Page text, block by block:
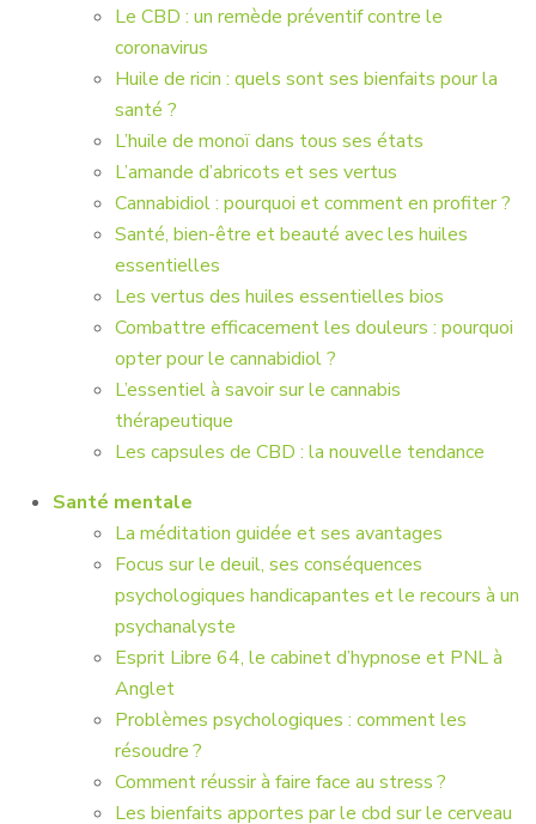
Le CBD : un remède préventif contre le
coronavirus
Huile de ricin : quels sont ses bienfaits pour la
santé ?
L’huile de monoï dans tous ses états
L’amande d’abricots et ses vertus
Cannabidiol : pourquoi et comment en profiter ?
Santé, bien-être et beauté avec les huiles
essentielles
Les vertus des huiles essentielles bios
Combattre efficacement les douleurs : pourquoi
opter pour le cannabidiol ?
L’essentiel à savoir sur le cannabis
thérapeutique
Les capsules de CBD : la nouvelle tendance
Santé mentale
La méditation guidée et ses avantages
Focus sur le deuil, ses conséquences
psychologiques handicapantes et le recours à un
psychanalyste
Esprit Libre 64, le cabinet d’hypnose et PNL à
Anglet
Problèmes psychologiques : comment les
résoudre ?
Comment réussir à faire face au stress ?
Les bienfaits apportes par le cbd sur le cerveau